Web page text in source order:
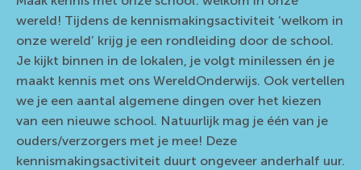
wereld! Tijdens de kennismakingsactiviteit ‘welkom in
onze wereld’ krijg je een rondleiding door de school.
Je kijkt binnen in de lokalen, je volgt minilessen én je
maakt kennis met ons WereldOnderwijs. Ook vertellen
we je een aantal algemene dingen over het kiezen
van een nieuwe school. Natuurlijk mag je één van je
ouders/verzorgers met je mee! Deze
kennismakingsactiviteit duurt ongeveer anderhalf uur.